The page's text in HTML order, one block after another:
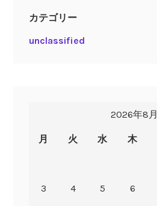
カテゴリー
unclassified
2026年8月
月 火 水 木
3 4 5 6